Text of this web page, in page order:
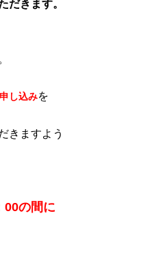
だきます。
し込みを
きますよう
の間に